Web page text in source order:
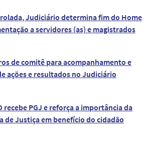
Judiciário determina fim do Home
a servidores (as) e magistrados
de comitê para acompanhamento e
ações e resultados no Judiciário
recebe PGJ e reforça a importância da
de Justiça em benefício do cidadão